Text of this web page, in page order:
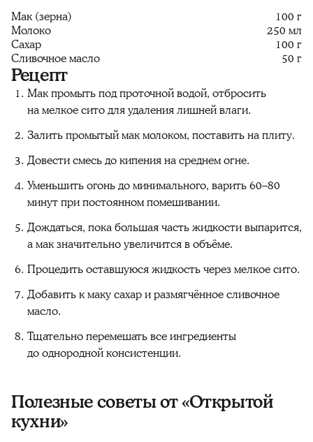
Мак (зерна)
100 г
Молоко
250 мл
Сахар
100 г
Сливочное масло
50 г
Рецепт
Мак промыть под проточной водой, отбросить
на мелкое сито для удаления лишней влаги.
Залить промытый мак молоком, поставить на плиту.
Довести смесь до кипения на среднем огне.
Уменьшить огонь до минимального, варить 60–80
минут при постоянном помешивании.
Дождаться, пока большая часть жидкости выпарится,
а мак значительно увеличится в объёме.
Процедить оставшуюся жидкость через мелкое сито.
Добавить к маку сахар и размягчённое сливочное
масло.
Тщательно перемешать все ингредиенты
до однородной консистенции.
Полезные советы от «Открытой
кухни»